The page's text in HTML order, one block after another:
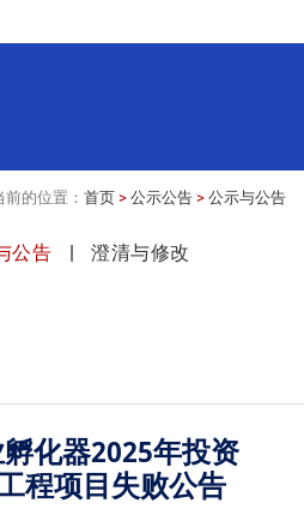
前的位置： 首页 > 公示公告 > 公示与公告
公告 澄清与修改
化器2025年投资
程项目失败公告